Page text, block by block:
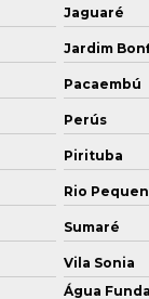
latão industrial
industrial
soldagem técnica
industriais
Jaguaré
Jardim
Pacaembú
Perús
Pirituba
Rio
Sumaré
Vila Sonia
Água Funda